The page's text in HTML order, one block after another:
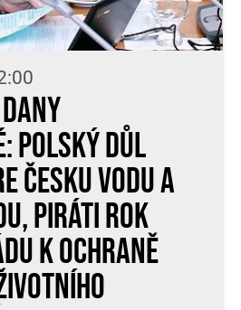
Polský důl
Česku vodu a
Piráti rok
k ochraně